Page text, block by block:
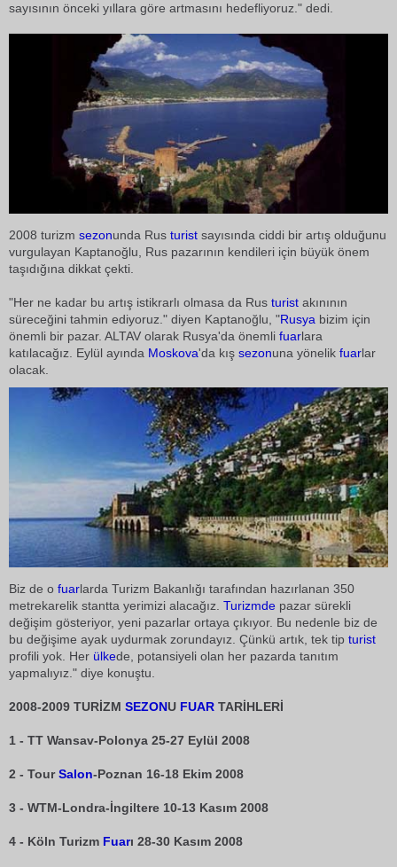
sayısının önceki yıllara göre artmasını hedefliyoruz." dedi.
2008 turizm sezonunda Rus turist sayısında ciddi bir artış olduğunu
vurgulayan Kaptanoğlu, Rus pazarının kendileri için büyük önem
taşıdığına dikkat çekti.
"Her ne kadar bu artış istikrarlı olmasa da Rus turist akınının
süreceğini tahmin ediyoruz." diyen Kaptanoğlu, "Rusya bizim için
önemli bir pazar. ALTAV olarak Rusya'da önemli fuarlara
katılacağız. Eylül ayında Moskova'da kış sezonuna yönelik fuarlar
olacak.
Biz de o fuarlarda Turizm Bakanlığı tarafından hazırlanan 350
metrekarelik stantta yerimizi alacağız. Turizmde pazar sürekli
değişim gösteriyor, yeni pazarlar ortaya çıkıyor. Bu nedenle biz de
bu değişime ayak uydurmak zorundayız. Çünkü artık, tek tip turist
profili yok. Her ülkede, potansiyeli olan her pazarda tanıtım
yapmalıyız." diye konuştu.
2008-2009 TURİZM SEZONU FUAR TARİHLERİ
1 - TT Wansav-Polonya 25-27 Eylül 2008
2 - TourSalon-Poznan 16-18 Ekim 2008
3 - WTM-Londra-İngiltere 10-13 Kasım 2008
4 - Köln Turizm Fuarı 28-30 Kasım 2008